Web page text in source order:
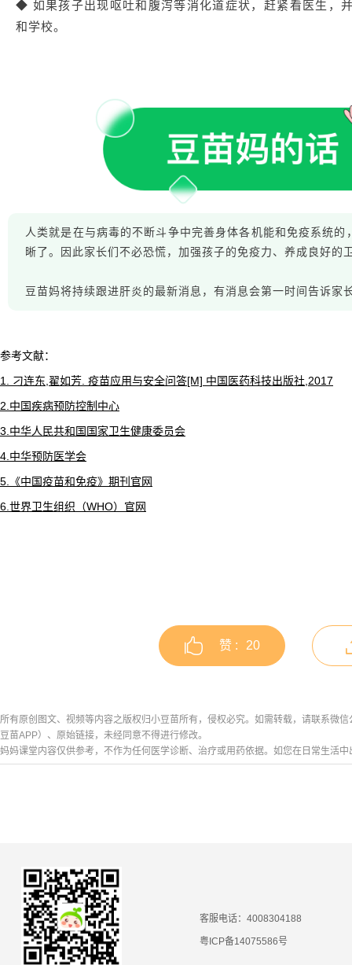
◆ 如果孩子出现呕吐和腹泻等消化道症状，赶紧看医生，
和学校。
人类就是在与病毒的不断斗争中完善身体各机能和免疫系统
晰了。因此家长们不必恐慌，加强孩子的免疫力、养成良好的
豆苗妈将持续跟进肝炎的最新消息，有消息会第一时间告诉家
参考文献：
1. 刁连东,翟如芳. 疫苗应用与安全问答[M] 中国医药科技出版社,2017
2.中国疾病预防控制中心
3.中华人民共和国国家卫生健康委员会
4.中华预防医学会
5.《中国疫苗和免疫》期刊官网
6.世界卫生组织（WHO）官网
赞 : 20
所有原创图文、视频等内容之版权归小豆苗所有，侵权必究。如需转载，请联系微
豆苗APP）、原始链接，未经同意不得进行修改。
妈妈课堂内容仅供参考，不作为任何医学诊断、治疗或用药依据。如您在日常生活
客服电话：4008304188
粤ICP备14075586号